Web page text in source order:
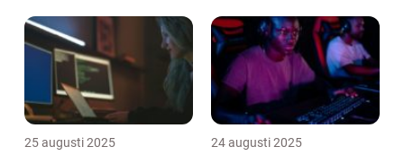
25 augusti 2025 24 augusti 2025